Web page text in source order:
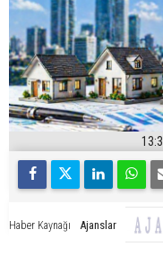
Haber Kaynağı Ajanslar